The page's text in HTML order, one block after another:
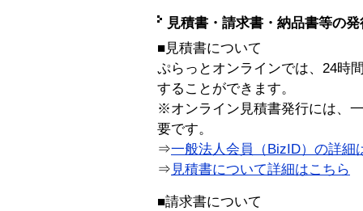
見積書・請求書・納品書等の
■見積書について
ぷらっとオンラインでは、24時
することができます。
※オンライン見積書発行には、
要です。
⇒一般法人会員（BizID）の詳細
⇒ 見積書について詳細はこちら
■請求書について